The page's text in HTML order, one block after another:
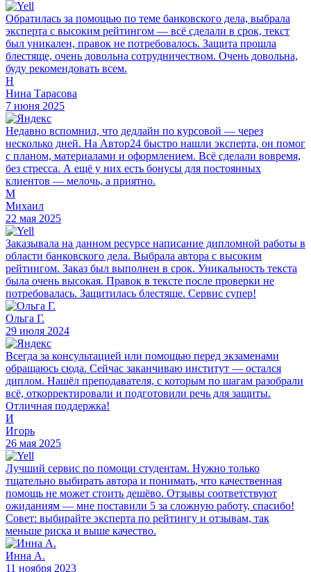
Обратилась за помощью по теме банковского дела, выбрала
эксперта с высоким рейтингом — всё сделали в срок, текст
был уникален, правок не потребовалось. Защита прошла
блестяще, очень довольна сотрудничеством. Очень довольна,
буду рекомендовать всем.
Н
Нина Тарасова
7 июня 2025
Недавно вспомнил, что дедлайн по курсовой — через
несколько дней. На Автор24 быстро нашли эксперта, он помог
с планом, материалами и оформлением. Всё сделали вовремя,
без стресса. А ещё у них есть бонусы для постоянных
клиентов — мелочь, а приятно.
М
Михаил
22 мая 2025
Заказывала на данном ресурсе написание дипломной работы в
области банковского дела. Выбрала автора с высоким
рейтингом. Заказ был выполнен в срок. Уникальность текста
была очень высокая. Правок в тексте после проверки не
потребовалась. Защитилась блестяще. Сервис супер!
Ольга Г.
29 июля 2024
Всегда за консультацией или помощью перед экзаменами
обращаюсь сюда. Сейчас заканчиваю институт — остался
диплом. Нашёл преподавателя, с которым по шагам разобрали
всё, откорректировали и подготовили речь для защиты.
Отличная поддержка!
И
Игорь
26 мая 2025
Лучший сервис по помощи студентам. Нужно только
тщательно выбирать автора и понимать, что качественная
помощь не может стоить дешёво. Отзывы соответствуют
ожиданиям — мне поставили 5 за сложную работу, спасибо!
Совет: выбирайте эксперта по рейтингу и отзывам, так
меньше риска и выше качество.
Инна А.
11 ноября 2023